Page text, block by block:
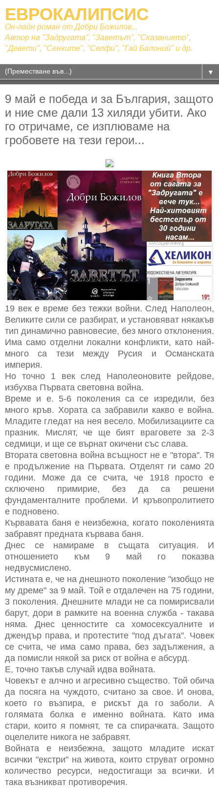
ЕВРОКАЛИПСИС
Он-лайн роман от Добри Божилов...
Автор на "Задругата", "Заветът", "Сказанието",
"Девети", "Сенките", "Селфи", "Гай Балоний" и др.
▼
9 май е победа и за България, защото
и ние сме дали 13 хиляди убити. Ако
го отричаме, се изплюваме на
гробовете на тези герои...
19 век е време без тежки войни. След Наполеон,
Великите сили се разбират, и установяват някакъв
тип динамично равновесие, без много отклонения.
Има само отделни локални конфликти, като най-
много са тези между Русия и Османската
империя.
Но точно 1 век след Наполеоновите рейдове,
избухва Първата световна война.
Време и е. 5-6 поколения са се изредили, без
много кръв. Хората са забравили какво е война.
Младите гледат на нея весело. Мобилизациите са
празник. Мислят, че ще бият враговете за 2-3
седмици, и ще се върнат окичени със слава.
Втората световна война всъщност не е "втора". Тя
е продължение на Първата. Отделят ги само 20
години. Може да се счита, че 1918 просто е
сключено примирие, без да са решени
фундаменталните проблеми. И кръвопролитието
е подновено.
Кървавата баня е неизбежна, когато поколенията
забравят предната кървава баня.
Днес се намираме в същата ситуация. И
отношението към 9 май го показва
недвусмислено.
Истината е, че на днешното поколение "изобщо не
му дреме" за 9 май. Той е отдалечен на 75 години,
3 поколения. Днешните млади не са помирисвали
барут, дори в рамките на военна служба - такава
няма. Днес ценностите са хомосексуалните и
джендър права, и протестите "под дъгата". Човек
се счита, че има само права, без задължения, а
да помисли някой за риск от война е абсурд.
Е, точно такъв случай идва войната.
Човекът е алчно и агресивно същество. Той обича
да посяга на чуждото, считано за свое. И онова,
което го възпира, е рискът да го заболи. А
голямата болка е именно войната. Като има
стари, които я помнят, те са спирачката. Защото
оцелелите никога не забравят.
Войната е неизбежна, защото младите искат
всички "екстри" на живота, които струват огромно
количество ресурси, недостигащи за всички. И
така възникват противоречия.